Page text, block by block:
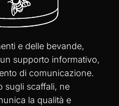
e delle bevande,
supporto informativo,
di comunicazione.
sugli scaffali, ne
la qualità e